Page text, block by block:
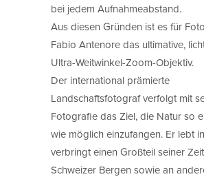
bei jedem Aufnahmeabstand.
Aus diesen Gründen ist es für
Fabio Antenore das ultimative,
Ultra-Weitwinkel-Zoom-Objektiv.
Der international prämierte
Landschaftsfotograf verfolgt mit
Fotografie das Ziel, die Natur so
wie möglich einzufangen. Er lebt
verbringt einen Großteil seiner
Schweizer Bergen sowie an